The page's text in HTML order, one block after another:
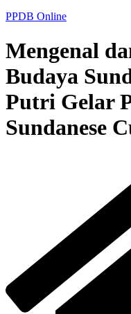
PPDB Online
Mengenal
Budaya
Putri Gelar
Sundanese